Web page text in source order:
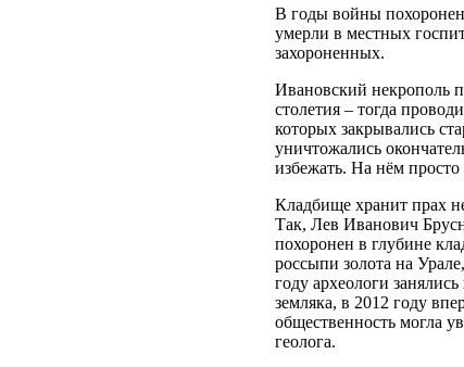
В годы войны
умерли в местных
захороненных.
Ивановский некрополь
столетия – тогда
которых закрывались
уничтожались
избежать. На нём просто
Кладбище хранит прах
Так, Лев Иванович
похоронен в глубине
россыпи золота на
году археологи
земляка, в 2012 году
общественность могла
геолога.